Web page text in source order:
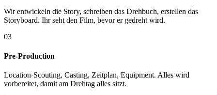
Wir entwickeln die Story, schreiben das Drehbuch, erstellen das
Storyboard. Ihr seht den Film, bevor er gedreht wird.
03
Pre-Production
Location-Scouting, Casting, Zeitplan, Equipment. Alles wird
vorbereitet, damit am Drehtag alles sitzt.